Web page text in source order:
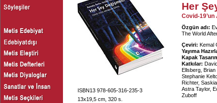
ISBN13 978-605-316-235-3
13x19,5 cm, 320 s.
Her
Covid-19’un
Özgün adı:
The World
Çeviri: Kemal
Yayıma
Kapak
Katkılar:
Ellsberg,
Stephanie
Richter,
Astra Taylor,
Zuboff